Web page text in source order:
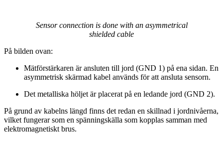
Sensor connection is done with an asymmetrical
shielded cable
På bilden ovan:
Mätförstärkaren är ansluten till jord (GND 1) på ena sidan. En
asymmetrisk skärmad kabel används för att ansluta sensorn.
Det metalliska höljet är placerat på en ledande jord (GND 2).
På grund av kabelns längd finns det redan en skillnad i jordnivåerna,
vilket fungerar som en spänningskälla som kopplas samman med
elektromagnetiskt brus.